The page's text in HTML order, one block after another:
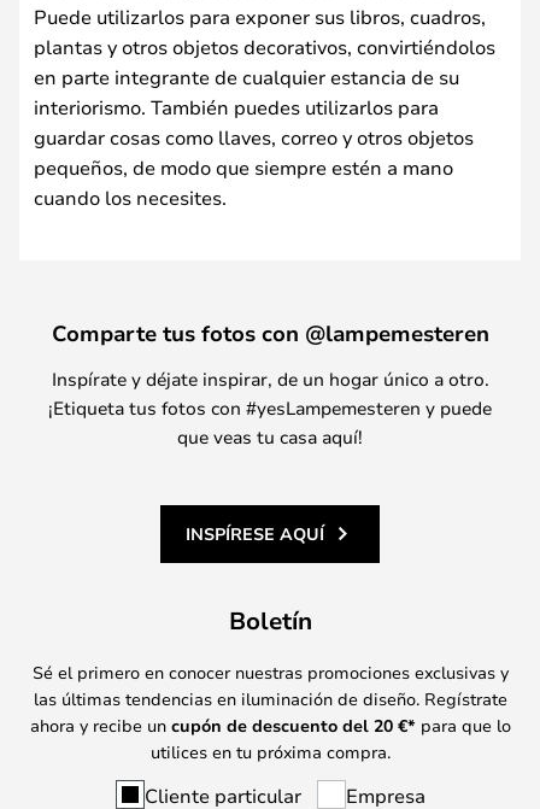
Puede utilizarlos para exponer sus libros, cuadros,
plantas y otros objetos decorativos, convirtiéndolos
en parte integrante de cualquier estancia de su
interiorismo. También puedes utilizarlos para
guardar cosas como llaves, correo y otros objetos
pequeños, de modo que siempre estén a mano
cuando los necesites.
Comparte tus fotos con @lampemesteren
Inspírate y déjate inspirar, de un hogar único a otro.
¡Etiqueta tus fotos con #yesLampemesteren y puede
que veas tu casa aquí!
INSPÍRESE AQUÍ
Boletín
Sé el primero en conocer nuestras promociones exclusivas y
las últimas tendencias en iluminación de diseño. Regístrate
ahora y recibe un cupón de descuento del 20 €* para que lo
utilices en tu próxima compra.
Cliente particular Empresa